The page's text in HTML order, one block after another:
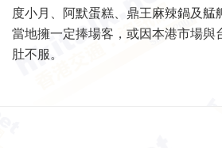
度小月、阿默蛋糕、鼎王麻辣鍋及艋
當地擁一定捧場客，或因本港市場與
肚不服。